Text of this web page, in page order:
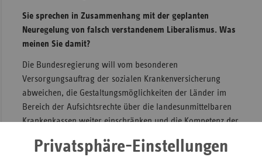
Privatsphäre-Einstellungen
Sie sprechen in Zusammenhang mit der geplanten
Neuregelung von falsch verstandenem Liberalismus. Was
meinen Sie damit?
Die Bundesregierung will vom besonderen
Versorgungsauftrag der sozialen Krankenversicherung
abweichen, die Gestaltungsmöglichkeiten der Länder im
Bereich der Aufsichtsrechte über die landesunmittelbaren
Krankenkassen weiter einschränken und die Kompetenz der
– der medizinischen Versorgung der Bevölkerung – infrage